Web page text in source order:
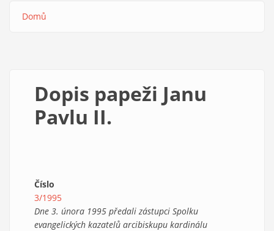
Domů
Dopis papeži Janu
Pavlu II.
Číslo
3/1995
Dne 3. února 1995 předali zástupci Spolku
evangelických kazatelů arcibiskupu kardinálu